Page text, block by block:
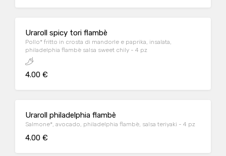
Uraroll spicy tori flambè
Pollo* fritto in crosta di mandorle e paprika, insalata,
philadelphia flambè salsa sweet chily - 4 pz
4.00 €
Uraroll philadelphia flambè
Salmone*, avocado, philadelphia flambè, salsa teriyaki - 4 pz
4.00 €